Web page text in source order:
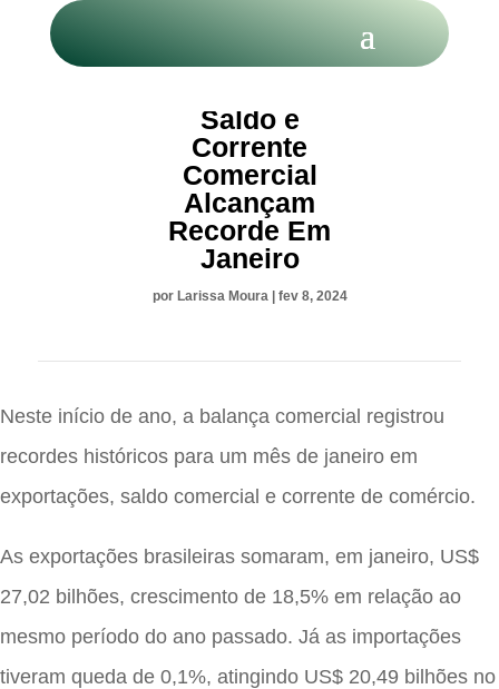
Saldo e
Corrente
Comercial
Alcançam
Recorde Em
Janeiro
por Larissa Moura| fev 8, 2024
Neste início de ano, a balança comercial registrou
recordes históricos para um mês de janeiro em
exportações, saldo comercial e corrente de comércio.
As exportações brasileiras somaram, em janeiro, US$
27,02 bilhões, crescimento de 18,5% em relação ao
mesmo período do ano passado. Já as importações
tiveram queda de 0,1%, atingindo US$ 20,49 bilhões no